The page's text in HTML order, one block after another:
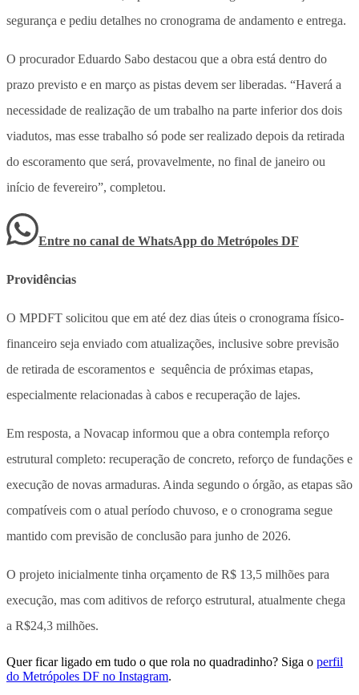
segurança e pediu detalhes no cronograma de andamento e entrega.
O procurador Eduardo Sabo destacou que a obra está dentro do
prazo previsto e en março as pistas devem ser liberadas. “Haverá a
necessidade de realização de um trabalho na parte inferior dos dois
viadutos, mas esse trabalho só pode ser realizado depois da retirada
do escoramento que será, provavelmente, no final de janeiro ou
início de fevereiro”, completou.
Entre no canal de WhatsApp do Metrópoles DF
Providências
O MPDFT solicitou que em até dez dias úteis o cronograma físico-
financeiro seja enviado com atualizações, inclusive sobre previsão
de retirada de escoramentos e sequência de próximas etapas,
especialmente relacionadas à cabos e recuperação de lajes.
Em resposta, a Novacap informou que a obra contempla reforço
estrutural completo: recuperação de concreto, reforço de fundações e
execução de novas armaduras. Ainda segundo o órgão, as etapas são
compatíveis com o atual período chuvoso, e o cronograma segue
mantido com previsão de conclusão para junho de 2026.
O projeto inicialmente tinha orçamento de R$ 13,5 milhões para
execução, mas com aditivos de reforço estrutural, atualmente chega
a R$24,3 milhões.
Quer ficar ligado em tudo o que rola no quadradinho? Siga o perfil
do Metrópoles DF no Instagram.